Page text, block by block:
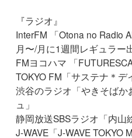
『ラジオ』
InterFM 「Otona no Radio
月〜/月に1週間レギュラー
FMヨコハマ 「
TOKYO FM「サステナ＊デ
渋谷のラジオ「やきそば
ュ」
静岡放送SBSラジオ「内山
J-WAVE「J-WAVE TOKYO